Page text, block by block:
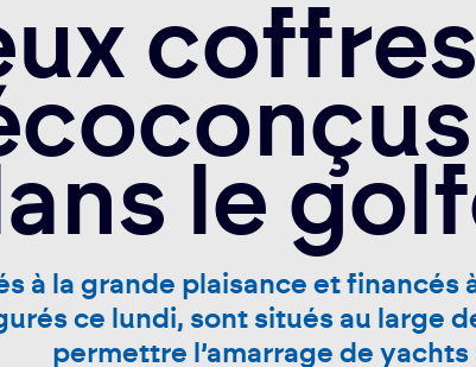
le
à la grande plaisance et
ce lundi, sont situés au large
permettre l’amarrage de